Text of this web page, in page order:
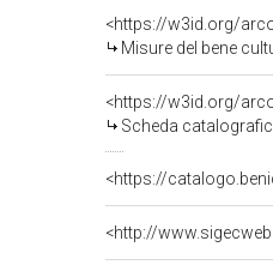
<https://w3id.org/
Misure del bene
<https://w3id.org/
Scheda
<https://